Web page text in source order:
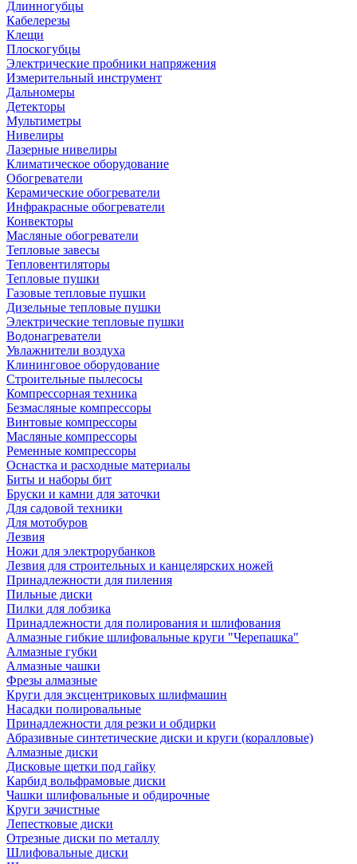
Длинногубцы
Кабелерезы
Клещи
Плоскогубцы
Электрические пробники напряжения
Измерительный инструмент
Дальномеры
Детекторы
Мультиметры
Нивелиры
Лазерные нивелиры
Климатическое оборудование
Обогреватели
Керамические обогреватели
Инфракрасные обогреватели
Конвекторы
Масляные обогреватели
Тепловые завесы
Тепловентиляторы
Тепловые пушки
Газовые тепловые пушки
Дизельные тепловые пушки
Электрические тепловые пушки
Водонагреватели
Увлажнители воздуха
Клининговое оборудование
Строительные пылесосы
Компрессорная техника
Безмасляные компрессоры
Винтовые компрессоры
Масляные компрессоры
Ременные компрессоры
Оснастка и расходные материалы
Биты и наборы бит
Бруски и камни для заточки
Для садовой техники
Для мотобуров
Лезвия
Ножи для электрорубанков
Лезвия для строительных и канцелярских ножей
Принадлежности для пиления
Пильные диски
Пилки для лобзика
Принадлежности для полирования и шлифования
Алмазные гибкие шлифовальные круги "Черепашка"
Алмазные губки
Алмазные чашки
Фрезы алмазные
Круги для эксцентриковых шлифмашин
Насадки полировальные
Принадлежности для резки и обдирки
Абразивные синтетические диски и круги (коралловые)
Алмазные диски
Дисковые щетки под гайку
Карбид вольфрамовые диски
Чашки шлифовальные и обдирочные
Круги зачистные
Лепестковые диски
Отрезные диски по металлу
Шлифовальные диски